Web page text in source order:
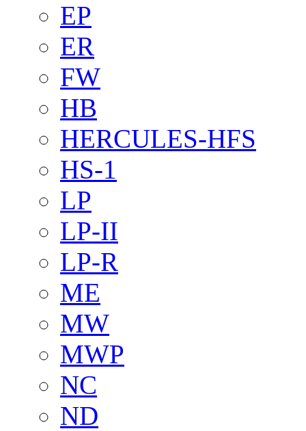
EP
ER
FW
HB
HERCULES-HFS
HS-1
LP
LP-II
LP-R
ME
MW
MWP
NC
ND